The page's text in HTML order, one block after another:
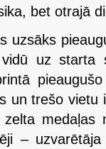
bet otrajā
uzsāks
uz starta
un trešo
medaļas
–